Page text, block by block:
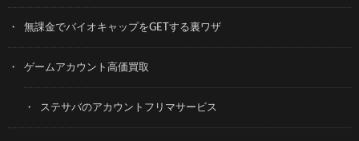
無課金でバイオキャップをGETする裏ワザ
ゲームアカウント高価買取
ステサバのアカウントフリマサービス